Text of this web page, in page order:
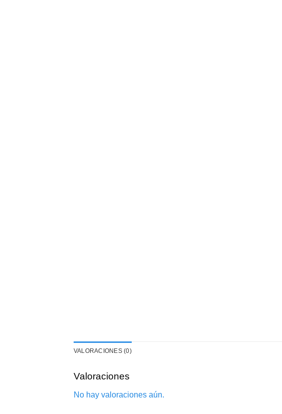
VALORACIONES (0)
Valoraciones
No hay valoraciones aún.